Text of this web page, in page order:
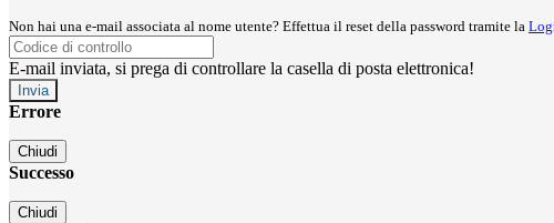
Non hai una e-mail associata al nome utente? Effettua il reset della password tramite la
E-mail inviata, si prega di controllare la casella di posta elettronica!
Errore
Chiudi
Successo
Chiudi